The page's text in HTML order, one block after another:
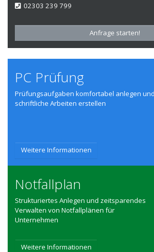
02303 239 799
Anfrage starten!
PC Prüfung
Prüfungsaufgaben komfortabel anlegen
schriftliche Arbeiten erstellen
Weitere Informationen
Notfallplan
Strukturiertes Anlegen und zeitsparendes
Verwalten von Notfallplänen für
Unternehmen
Weitere Informationen